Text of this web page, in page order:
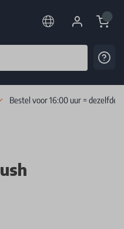
Cart
Bestel voor 16:00 uur = dezelfde